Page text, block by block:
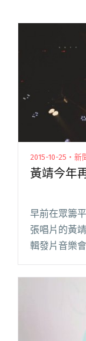
2015-10-25・新
黃靖今年
早前在眾籌
張唱片的黃
輯發片音樂
新專輯《
華語創作也
的音閱讀全